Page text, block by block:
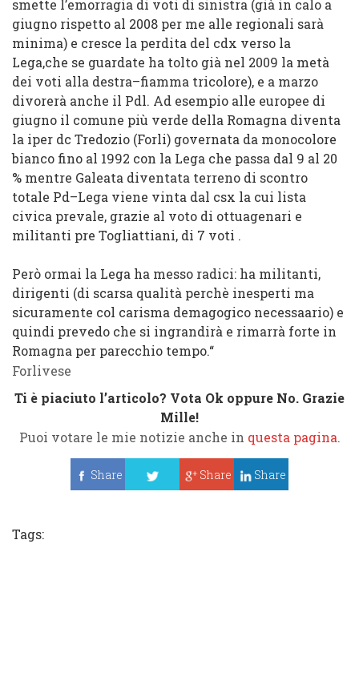
smette l’emorragia di voti di sinistra (già in calo a
giugno rispetto al 2008 per me alle regionali sarà
minima) e cresce la perdita del cdx verso la
Lega,che se guardate ha tolto già nel 2009 la metà
dei voti alla destra–fiamma tricolore), e a marzo
divorerà anche il Pdl. Ad esempio alle europee di
giugno il comune più verde della Romagna diventa
la iper dc Tredozio (Forli) governata da monocolore
bianco fino al 1992 con la Lega che passa dal 9 al 20
% mentre Galeata diventata terreno di scontro
totale Pd–Lega viene vinta dal csx la cui lista
civica prevale, grazie al voto di ottuagenari e
militanti pre Togliattiani, di 7 voti .
Però ormai la Lega ha messo radici: ha militanti,
dirigenti (di scarsa qualità perchè inesperti ma
sicuramente col carisma demagogico necessaario) e
quindi prevedo che si ingrandirà e rimarrà forte in
Romagna per parecchio tempo.“
Forlivese
Ti è piaciuto l’articolo? Vota Ok oppure No. Grazie
Mille!
Puoi votare le mie notizie anche in questa pagina.
Share
Share Share
Tags: